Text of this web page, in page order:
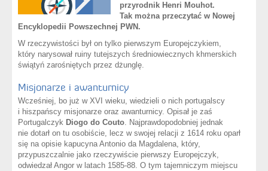
przyrodnik Henri Mouhot.
Tak można przeczytać w Nowej
Encyklopedii Powszechnej PWN.
W rzeczywistości był on tylko pierwszym Europejczykiem,
który narysował ruiny tutejszych średniowiecznych khmerskich
świątyń zarośniętych przez dżunglę.
Misjonarze i awanturnicy
Wcześniej, bo już w XVI wieku, wiedzieli o nich portugalscy
i hiszpańscy misjonarze oraz awanturnicy. Opisał je zaś
Portugalczyk Diogo do Couto. Najprawdopodobniej jednak
nie dotarł on tu osobiście, lecz w swojej relacji z 1614 roku oparł
się na opisie kapucyna Antonio da Magdalena, który,
przypuszczalnie jako rzeczywiście pierwszy Europejczyk,
odwiedzał Angor w latach 1585-88. O tym tajemniczym miejscu